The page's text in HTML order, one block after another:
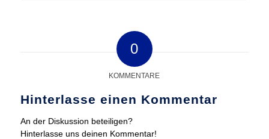
0
KOMMENTARE
Hinterlasse einen Kommentar
An der Diskussion beteiligen?
Hinterlasse uns deinen Kommentar!